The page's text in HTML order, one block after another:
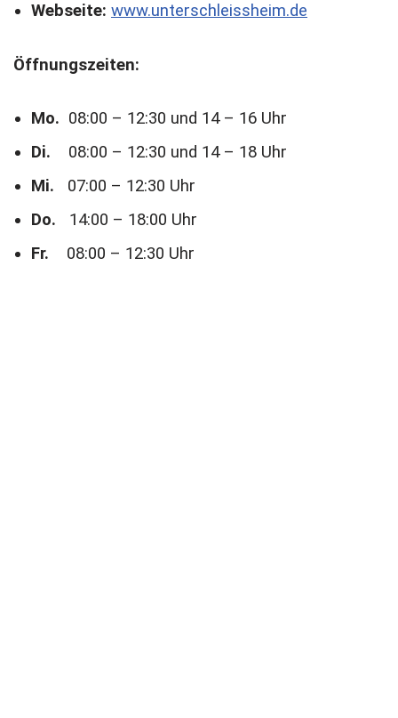
Webseite: www.unterschleissheim.de
Öffnungszeiten:
Mo. 08:00 – 12:30 und 14 – 16 Uhr
Di. 08:00 – 12:30 und 14 – 18 Uhr
Mi. 07:00 – 12:30 Uhr
Do. 14:00 – 18:00 Uhr
Fr. 08:00 – 12:30 Uhr